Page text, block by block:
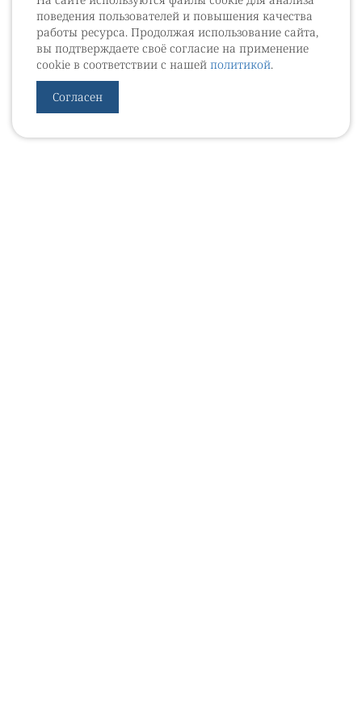
поведения пользователей и повышения качества
работы ресурса. Продолжая использование сайта,
вы подтверждаете своё согласие на применение
cookie в соответствии с нашей политикой.
Согласен